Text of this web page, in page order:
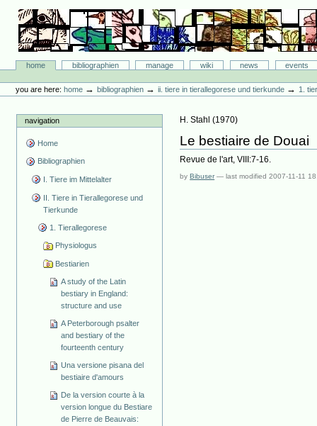
content.
navigation
Bibliographie-Portal
Sectionshome bibliographien manage wiki news
events
tools
you are here: home →bibliographien →ii. tiere in tierallegorese und tierkunde →1.
navigation
Home
Bibliographien
I. Tiere im Mittelalter
II. Tiere in Tierallegorese und
Tierkunde
1. Tierallegorese
Physiologus
Bestiarien
A study of the Latin
bestiary in England:
structure and use
A Peterborough psalter
and bestiary of the
fourteenth century
Una versione pisana del
bestiaire d'amours
De la version courte à la
version longue du Bestiare
de Pierre de Beauvais:
H. Stahl (1970)
Le bestiaire de Douai
Revue de l'art, VIII:7-16.
byBibuser —last modified2007-11-11